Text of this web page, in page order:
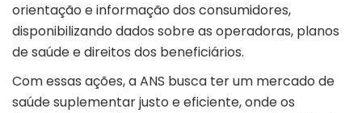
orientação e informação dos consumidores,
disponibilizando dados sobre as operadoras, planos
de saúde e direitos dos beneficiários.
Com essas ações, a ANS busca ter um mercado de
saúde suplementar justo e eficiente, onde os